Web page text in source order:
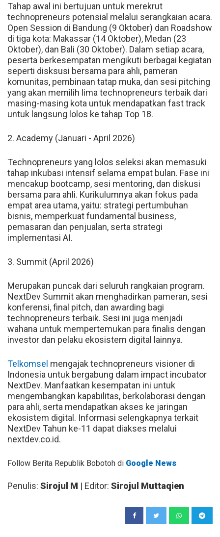
Tahap awal ini bertujuan untuk merekrut
technopreneurs potensial melalui serangkaian acara.
Open Session di Bandung (9 Oktober) dan Roadshow
di tiga kota: Makassar (14 Oktober), Medan (23
Oktober), dan Bali (30 Oktober). Dalam setiap acara,
peserta berkesempatan mengikuti berbagai kegiatan
seperti disksusi bersama para ahli, pameran
komunitas, pembinaan tatap muka, dan sesi pitching
yang akan memilih lima technopreneurs terbaik dari
masing-masing kota untuk mendapatkan fast track
untuk langsung lolos ke tahap Top 18.
2. Academy (Januari - April 2026)
Technopreneurs yang lolos seleksi akan memasuki
tahap inkubasi intensif selama empat bulan. Fase ini
mencakup bootcamp, sesi mentoring, dan diskusi
bersama para ahli. Kurikulumnya akan fokus pada
empat area utama, yaitu: strategi pertumbuhan
bisnis, memperkuat fundamental business,
pemasaran dan penjualan, serta strategi
implementasi AI.
3. Summit (April 2026)
Merupakan puncak dari seluruh rangkaian program.
NextDev Summit akan menghadirkan pameran, sesi
konferensi, final pitch, dan awarding bagi
technopreneurs terbaik. Sesi ini juga menjadi
wahana untuk mempertemukan para finalis dengan
investor dan pelaku ekosistem digital lainnya.
Telkomsel mengajak technopreneurs visioner di
Indonesia untuk bergabung dalam impact incubator
NextDev. Manfaatkan kesempatan ini untuk
mengembangkan kapabilitas, berkolaborasi dengan
para ahli, serta mendapatkan akses ke jaringan
ekosistem digital. Informasi selengkapnya terkait
NextDev Tahun ke-11 dapat diakses melalui
nextdev.co.id.
Follow Berita Republik Bobotoh di Google News
Penulis: Sirojul M | Editor: Sirojul Muttaqien